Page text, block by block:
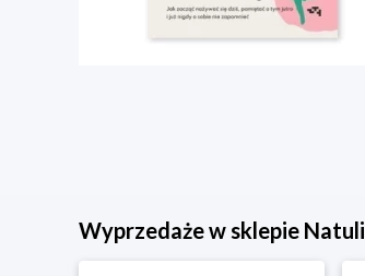
Wyprzedaże w sklepie Natuli